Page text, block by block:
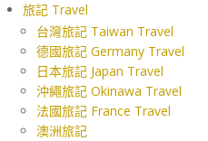
旅記 Travel
台灣旅記 Taiwan Travel
德國旅記 Germany Travel
日本旅記 Japan Travel
沖繩旅記 Okinawa Travel
法國旅記 France Travel
澳洲旅記